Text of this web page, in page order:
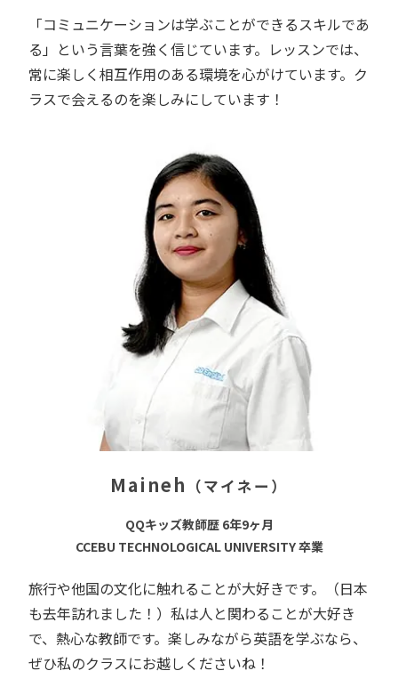
「コミュニケーションは学ぶことができるスキルであ
る」という言葉を強く信じています。レッスンでは、
常に楽しく相互作用のある環境を心がけています。ク
ラスで会えるのを楽しみにしています！
Maineh （マイネー）
QQキッズ教師歴 6年9ヶ月
CCEBU TECHNOLOGICAL UNIVERSITY 卒業
旅行や他国の文化に触れることが大好きです。（日本
も去年訪れました！）私は人と関わることが大好き
で、熱心な教師です。楽しみながら英語を学ぶなら、
ぜひ私のクラスにお越しくださいね！